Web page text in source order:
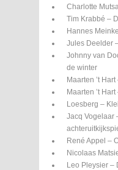
Charlotte
Tim Krabbé –
Hannes
Jules Deelder
Johnny van
de winter
Maarten ’t
Maarten ’t
Loesberg –
Jacq Vogelaar
René Appel –
Nicolaas
Leo Pleysier –